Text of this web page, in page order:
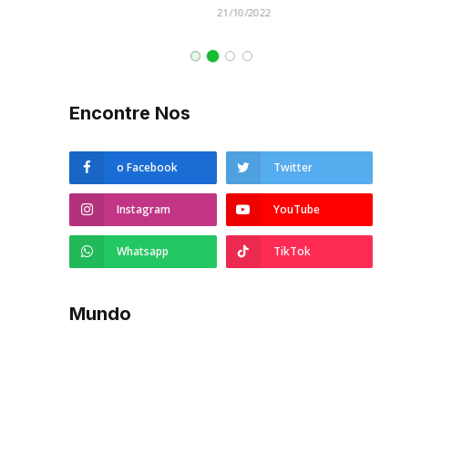
21/10/2022
Encontre Nos
o Facebook Twitter
Instagram YouTube
Whatsapp TikTok
Mundo